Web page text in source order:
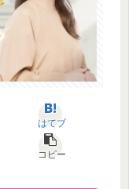
はてブ
コピー